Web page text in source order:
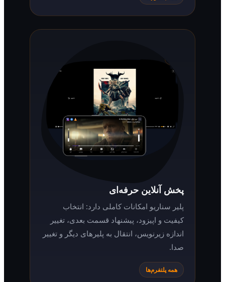
پخش آنلاین حرفه‌ای
پلیر سناریو امکانات کاملی دارد: انتخاب
کیفیت و اپیزود، پیشنهاد قسمت بعدی، تغییر
اندازه زیرنویس، انتقال به پلیرهای دیگر و تغییر
صدا.
همه پلتفرم‌ها